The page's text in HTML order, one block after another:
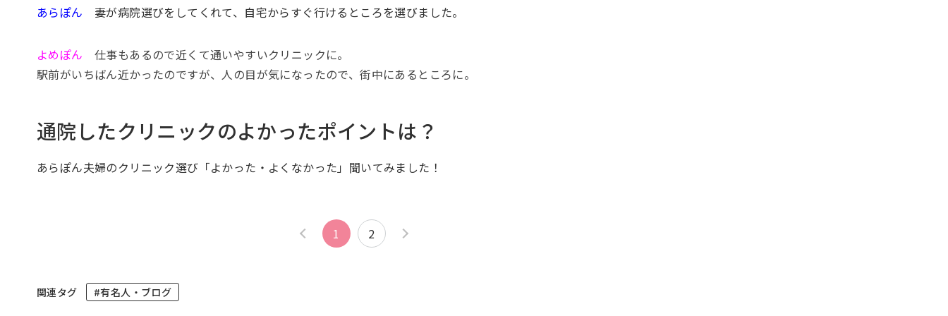
あらぽん 妻が病院選びをしてくれて、自宅からすぐ行けるところを選びました。
よめぽん 仕事もあるので近くて通いやすいクリニックに。
駅前がいちばん近かったのですが、人の目が気になったので、街中にあるところに。
通院したクリニックのよかったポイントは？
あらぽん夫婦のクリニック選び「よかった・よくなかった」聞いてみました！
1 2
関連タグ #有名人・ブログ